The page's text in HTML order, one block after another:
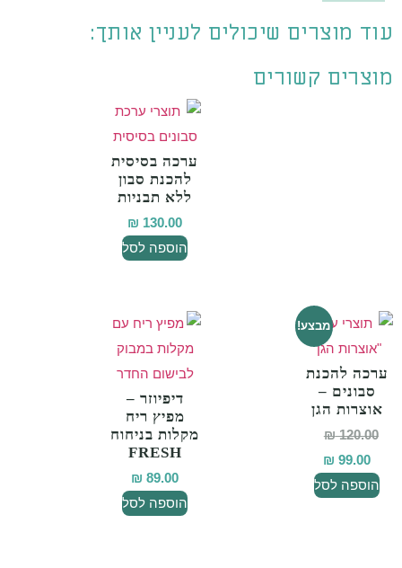
מוצרים שיכולים לעניין אותך:
קשורים
ערכה בסיסית
להכנת סבון
ללא תבניות
₪130.00
הוספה לסל
מבצע!
להכנת
סבונים –
אוצרות הגן
₪120.00
₪99.00
הוספה לסל
דיפיוזר –
מפיץ ריח
מקלות בניחוח
FRESH
₪89.00
הוספה לסל